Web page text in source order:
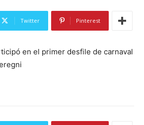
Twitter Pinterest
en el primer desfile de carnaval